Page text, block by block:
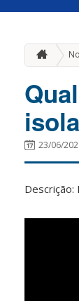
23/06/
Descrição: